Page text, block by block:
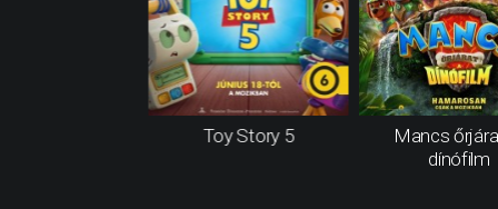
Toy Story 5
Mancs
dínófilm